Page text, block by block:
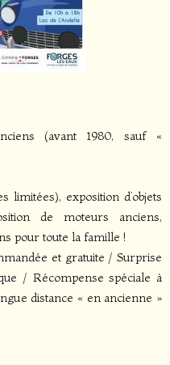
(avant 1980, sauf «
limitées), exposition d’objets
de moteurs anciens,
pour toute la famille !
et gratuite / Surprise
/ Récompense spéciale à
distance « en ancienne »